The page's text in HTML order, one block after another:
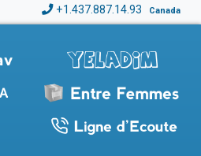
+1.437.887.14.93 Canada